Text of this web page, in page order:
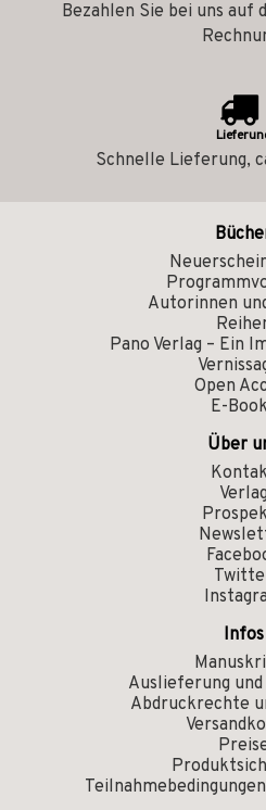
Bezahlen Sie bei uns auf
Schnelle Lieferung,
Autorinnen
Pano Verlag – Ein
Open
E-
Über
Verlag
Infos
Auslieferung und
Abdruckrechte